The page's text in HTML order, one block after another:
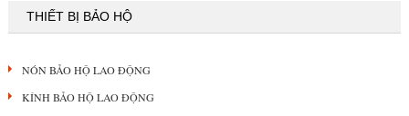
THIẾT BỊ BẢO HỘ
NÓN BẢO HỘ LAO ĐỘNG
KÍNH BẢO HỘ LAO ĐỘNG